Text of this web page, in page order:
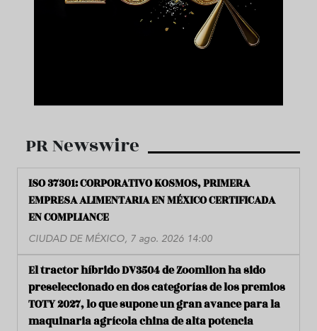
PR Newswire
ISO 37301: CORPORATIVO KOSMOS, PRIMERA
EMPRESA ALIMENTARIA EN MÉXICO CERTIFICADA
EN COMPLIANCE
CIUDAD DE MÉXICO, 7 ago. 2026 14:00
El tractor híbrido DV3504 de Zoomlion ha sido
preseleccionado en dos categorías de los premios
TOTY 2027, lo que supone un gran avance para la
maquinaria agrícola china de alta potencia